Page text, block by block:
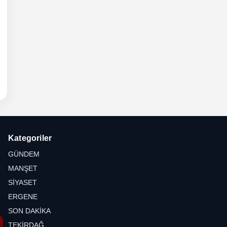
-
Kategoriler
GÜNDEM
MANŞET
SİYASET
ERGENE
SON DAKİKA
TEKİRDAĞ